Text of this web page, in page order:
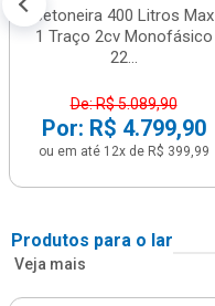
Betoneira 400 Litros Max
1 Traço 2cv Monofásico
22...
De: R$ 5.089,90
Por: R$ 4.799,90
ou em até 12x de R$ 399,99
Produtos para o lar
Veja mais